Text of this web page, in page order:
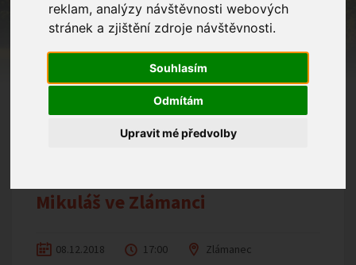
reklam, analýzy návštěvnosti webových
stránek a zjištění zdroje návštěvnosti.
Souhlasím
Odmítám
Upravit mé předvolby
Pohádkový les
Mikuláš ve Zlámanci
08.12.2018 17:00 Zlámanec